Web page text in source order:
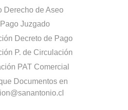
Derecho de Aseo
Pago Juzgado
Decreto de Pago
P. de Circulación
PAT Comercial
Documentos en